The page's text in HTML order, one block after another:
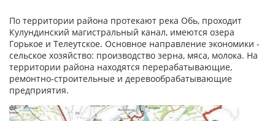
По территории района протекают река Обь, проходит
Кулундинский магистральный канал, имеются озера
Горькое и Телеутское. Основное направление экономики -
сельское хозяйство: производство зерна, мяса, молока. На
территории района находятся перерабатывающие,
ремонтно-строительные и деревообрабатывающие
предприятия.